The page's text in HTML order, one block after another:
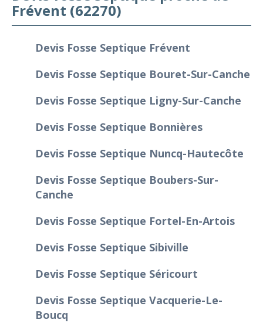
Frévent (62270)
Devis Fosse Septique Frévent
Devis Fosse Septique Bouret-Sur-Canche
Devis Fosse Septique Ligny-Sur-Canche
Devis Fosse Septique Bonnières
Devis Fosse Septique Nuncq-Hautecôte
Devis Fosse Septique Boubers-Sur-
Canche
Devis Fosse Septique Fortel-En-Artois
Devis Fosse Septique Sibiville
Devis Fosse Septique Séricourt
Devis Fosse Septique Vacquerie-Le-
Boucq